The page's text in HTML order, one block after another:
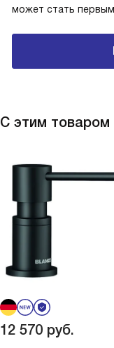
может стать первым.
С этим товаром
12 570 руб.